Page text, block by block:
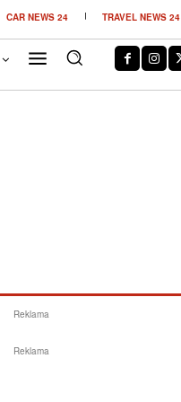
CAR NEWS 24 TRAVEL NEWS 24
Reklama
Reklama